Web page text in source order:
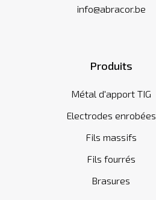
info@abracor.be
Produits
Métal d'apport TIG
Electrodes enrobées
Fils massifs
Fils fourrés
Brasures